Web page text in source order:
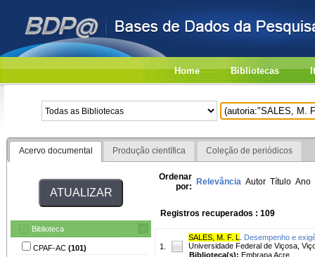
Home Bibliotecas
Acervo documental Produção científica Coleção de periódicos
Biblioteca
CPAF-AC (101)
Ordenar
por: Relevância Autor Título Ano
Registros recuperados : 109
1.
SALES, M. F. L
Desempenho e
Universidade Federal de Viçosa,
Biblioteca(s): Embrapa Acre.